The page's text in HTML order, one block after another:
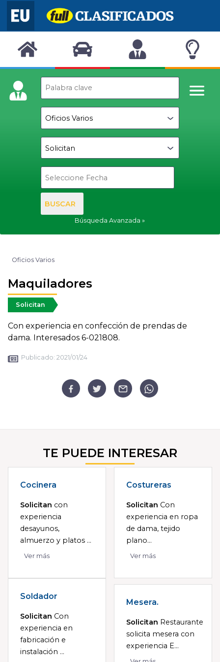
BUSCAR
Búsqueda Avanzada
Oficios Varios
Maquiladores
Solicitan
Con experiencia en confección de prendas de
dama. Interesados 6-021808.
Publicado: 2021/01/24
TE PUEDE INTERESAR
Cocinera
Solicitan con
experiencia
desayunos,
almuerzo y platos ...
Ver más
Costureras
Solicitan Con
experiencia en ropa
de dama, tejido
plano...
Ver más
Soldador
Solicitan Con
experiencia en
fabricación e
instalación ...
Mesera.
Solicitan Restaurante
solicita mesera con
experiencia E...